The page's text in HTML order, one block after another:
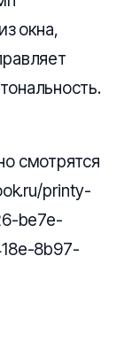
окна,
смотрятся
printy-
be7e-
8b97-